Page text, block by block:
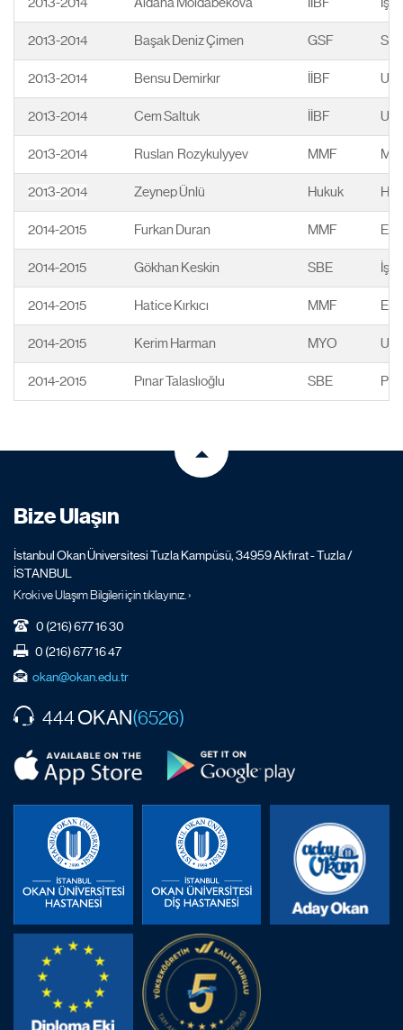
2013-2014 Başak Deniz Çimen GSF
2013-2014 Bensu Demirkır İİBF
2013-2014 Cem Saltuk İİBF
2013-2014 Ruslan Rozykulyyev MMF
2013-2014 Zeynep Ünlü Hukuk
2014-2015 Furkan Duran MMF
2014-2015 Gökhan Keskin SBE
2014-2015 Hatice Kırkıcı MMF
2014-2015 Kerim Harman MYO
2014-2015 Pınar Talaslıoğlu SBE
Bize Ulaşın
İstanbul Okan Üniversitesi Tuzla Kampüsü, 34959 Akfırat - Tuzla /
İSTANBUL
Kroki ve Ulaşım Bilgileri için tıklayınız. ›
0 (216) 677 16 30
0 (216) 677 16 47
okan@okan.edu.tr
444OKAN(6526)